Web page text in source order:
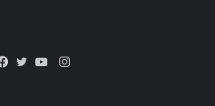
Instagram